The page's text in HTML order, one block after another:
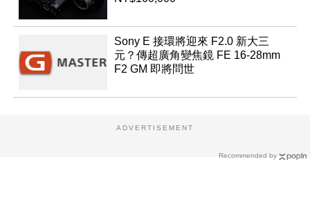
Sony E 接環將迎來 F2.0 新大三
元？傳超廣角變焦鏡 FE 16-28mm
F2 GM 即將問世
Recommended by
ADVERTISEMENT